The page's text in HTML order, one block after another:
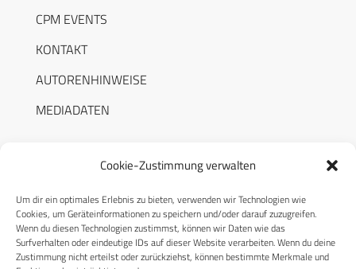
Cookie-Zustimmung verwalten
Um dir ein optimales Erlebnis zu bieten, verwenden wir Technologien wie
Cookies, um Geräteinformationen zu speichern und/oder darauf zuzugreifen.
Wenn du diesen Technologien zustimmst, können wir Daten wie das
Surfverhalten oder eindeutige IDs auf dieser Website verarbeiten. Wenn du deine
Zustimmung nicht erteilst oder zurückziehst, können bestimmte Merkmale und
CPM EVENTS
KONTAKT
AUTORENHINWEISE
MEDIADATEN
RECHTLICHES
Datenschutzerklärung